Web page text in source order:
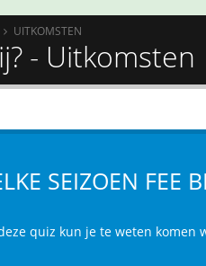
UITKOMSTEN
- Uitkomsten
SEIZOEN FEE
quiz kun je te weten komen